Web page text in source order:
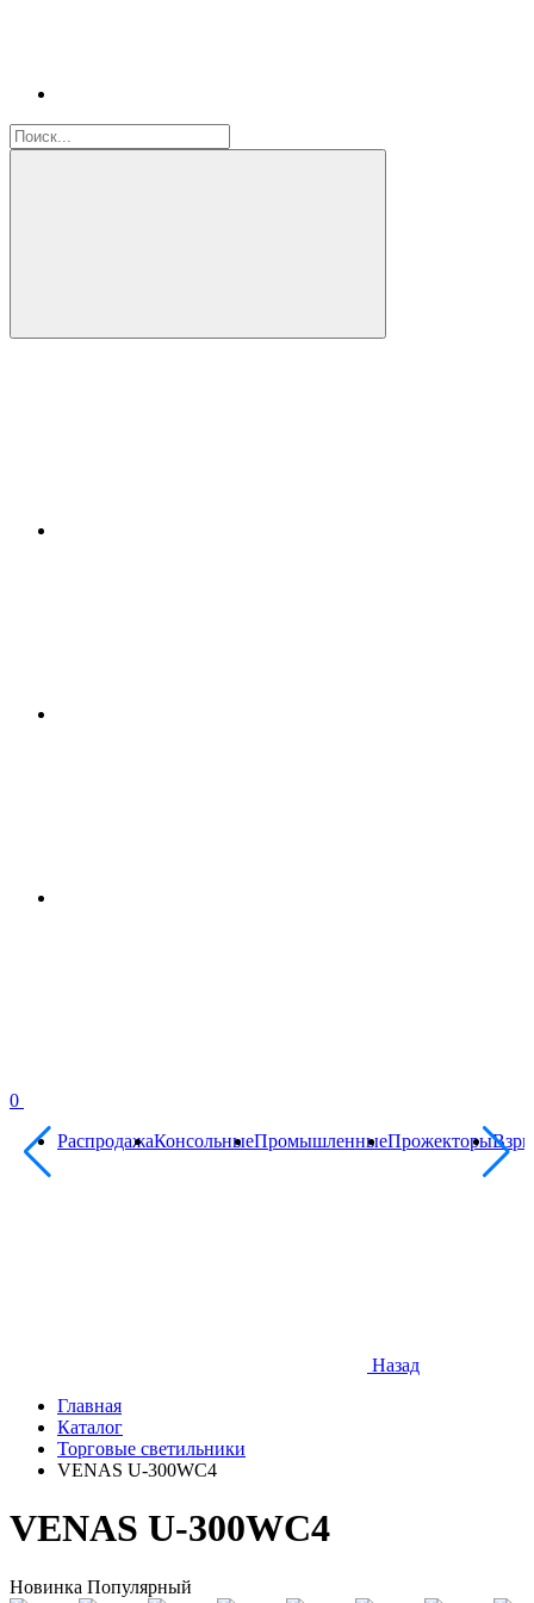
0
РаспродажаКонсольныеПромышленныеПрожекторы
Назад
Главная
Каталог
Торговые светильники
VENAS U-300WC4
VENAS U-300WC4
Новинка Популярный